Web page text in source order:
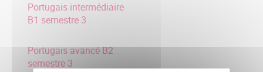
Portugais intermédiaire
B1 semestre 3
Portugais avancé B2
semestre 3